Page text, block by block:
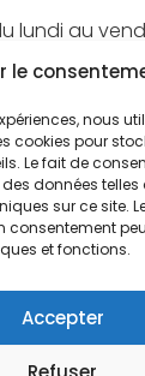
le
nous
cookies pour
Le fait de
données
sur ce site.
consentement
et fonctions.
Accepter
lundi au
de 9h à 18h